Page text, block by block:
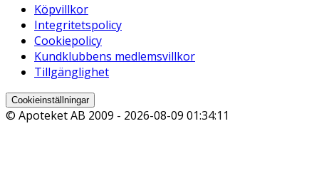
Köpvillkor
Integritetspolicy
Cookiepolicy
Kundklubbens medlemsvillkor
Tillgänglighet
Cookieinställningar
© Apoteket AB 2009 - 2026-08-09 01:34:11